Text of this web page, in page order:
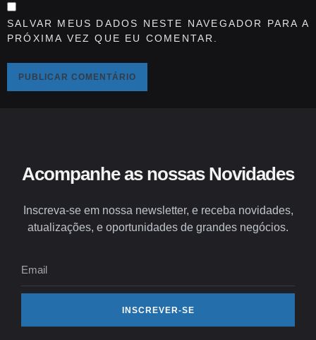
SALVAR MEUS DADOS NESTE NAVEGADOR PARA A
PRÓXIMA VEZ QUE EU COMENTAR.
Acompanhe as nossas Novidades
Inscreva-se em nossa newsletter, e receba novidades,
atualizações, e oportunidades de grandes negócios.
INSCREVER-SE